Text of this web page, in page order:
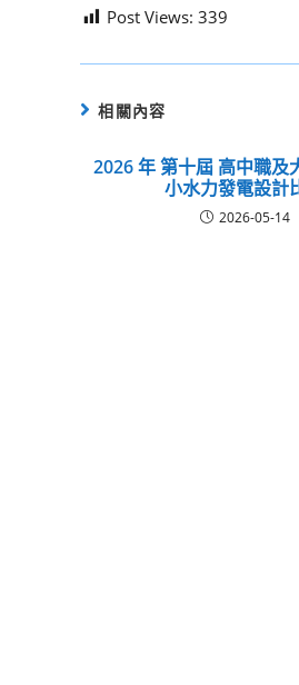
Post Views: 339
相關內容
2026 年 第十屆 高中職及
小水力發電設計
2026-05-14